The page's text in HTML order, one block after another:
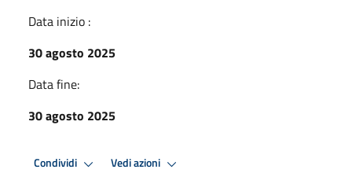
Data inizio :
30 agosto 2025
Data fine:
30 agosto 2025
Condividi Vedi azioni